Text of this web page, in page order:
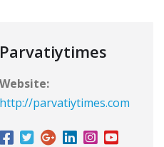
Parvatiytimes
Website:
http://parvatiytimes.com